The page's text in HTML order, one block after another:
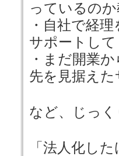
っているのか
・自社で経
サポートし
・まだ開業
先を見据え
など、じっく
「法人化し